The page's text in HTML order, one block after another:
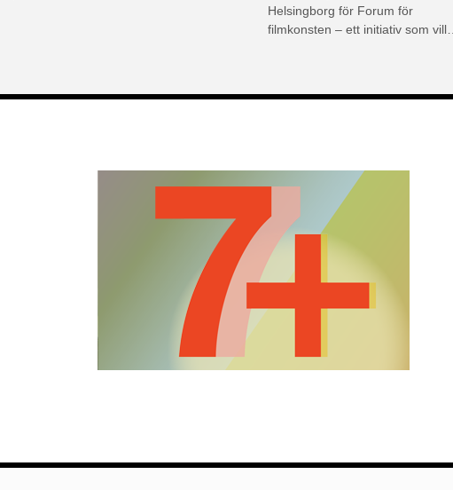
Helsingborg för Forum för
filmkonsten – ett initiativ som